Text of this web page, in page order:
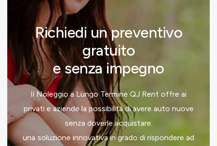
Richiedi un preventivo
gratuito
e senza impegno
Il Noleggio a Lungo Termine QJ Rent offre ai
privati e aziende la possibilità di avere auto nuove
senza doverle acquistare:
una soluzione innovativa in grado di rispondere ad